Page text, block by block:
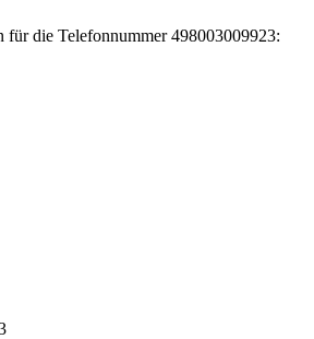
für die Telefonnummer 498003009923: